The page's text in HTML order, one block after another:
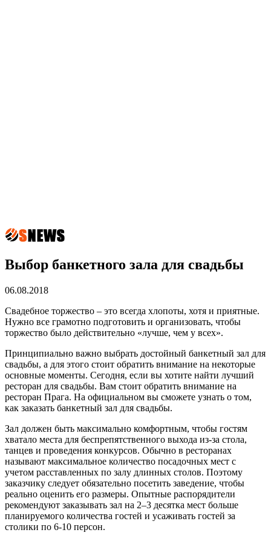
Выбор банкетного зала для свадьбы
06.08.2018
Свадебное торжество – это всегда хлопоты, хотя и приятные.
Нужно все грамотно подготовить и организовать, чтобы
торжество было действительно «лучше, чем у всех».
Принципиально важно выбрать достойный банкетный зал для
свадьбы, а для этого стоит обратить внимание на некоторые
основные моменты. Сегодня, если вы хотите найти лучший
ресторан для свадьбы. Вам стоит обратить внимание на
ресторан Прага. На официальном вы сможете узнать о том,
как заказать банкетный зал для свадьбы.
Зал должен быть максимально комфортным, чтобы гостям
хватало места для беспрепятственного выхода из-за стола,
танцев и проведения конкурсов. Обычно в ресторанах
называют максимальное количество посадочных мест с
учетом расставленных по залу длинных столов. Поэтому
заказчику следует обязательно посетить заведение, чтобы
реально оценить его размеры. Опытные распорядители
рекомендуют заказывать зал на 2–3 десятка мест больше
планируемого количества гостей и усаживать гостей за
столики по 6-10 персон.